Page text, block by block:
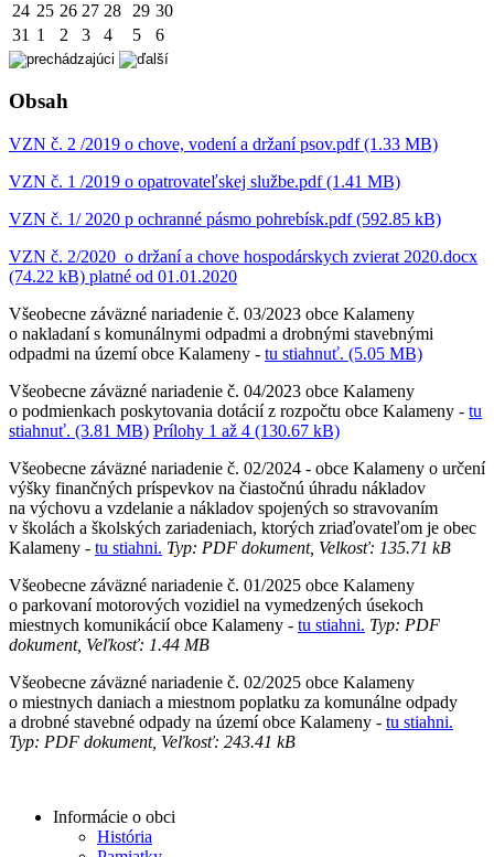
24 25 26 27 28 29 30
31 1 2 3 4 5 6
Obsah
VZN č. 2 /2019 o chove, vodení a držaní psov.pdf (1.33 MB)
VZN č. 1 /2019 o opatrovateľskej službe.pdf (1.41 MB)
VZN č. 1/ 2020 p ochranné pásmo pohrebísk.pdf (592.85 kB)
VZN č. 2/2020 o držaní a chove hospodárskych zvierat 2020.docx
(74.22 kB) platné od 01.01.2020
Všeobecne záväzné nariadenie č. 03/2023 obce Kalameny
o nakladaní s komunálnymi odpadmi a drobnými stavebnými
odpadmi na území obce Kalameny - tu stiahnuť. (5.05 MB)
Všeobecne záväzné nariadenie č. 04/2023 obce Kalameny
o podmienkach poskytovania dotácií z rozpočtu obce Kalameny - tu
stiahnuť. (3.81 MB) Prílohy 1 až 4 (130.67 kB)
Všeobecne záväzné nariadenie č. 02/2024 - obce Kalameny o určení
výšky finančných príspevkov na čiastočnú úhradu nákladov
na výchovu a vzdelanie a nákladov spojených so stravovaním
v školách a školských zariadeniach, ktorých zriaďovateľom je obec
Kalameny - tu stiahni. Typ: PDF dokument, Velkosť: 135.71 kB
Všeobecne záväzné nariadenie č. 01/2025 obce Kalameny
o parkovaní motorových vozidiel na vymedzených úsekoch
miestnych komunikácií obce Kalameny - tu stiahni. Typ: PDF
dokument, Veľkosť: 1.44 MB
Všeobecne záväzné nariadenie č. 02/2025 obce Kalameny
o miestnych daniach a miestnom poplatku za komunálne odpady
a drobné stavebné odpady na území obce Kalameny - tu stiahni.
Typ: PDF dokument, Veľkosť: 243.41 kB
Informácie o obci
História